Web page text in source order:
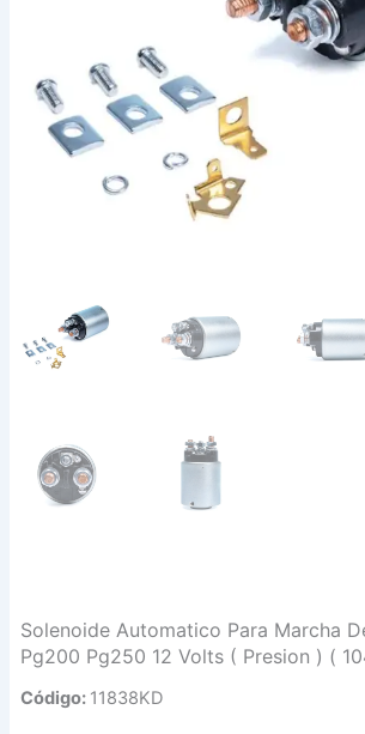
Solenoide Automatico Para Marcha
Pg200 Pg250 12 Volts ( Presion ) (
Código: 11838KD